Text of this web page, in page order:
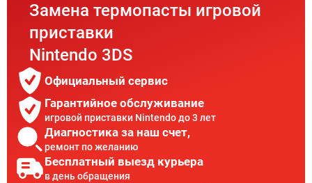
Замена термопасты игровой
приставки
Nintendo 3DS
Официальный сервис
Гарантийное обслуживание
игровой приставки Nintendo до 3 лет
Диагностика за наш счет,
ремонт по желанию
Бесплатный выезд курьера
в день обращения